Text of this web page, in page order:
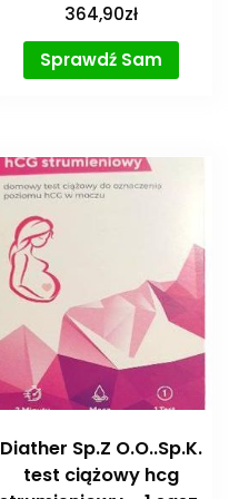
364,90zł
Sprawdź Sam
Diather Sp.Z O.O..Sp.K.
test ciążowy hcg